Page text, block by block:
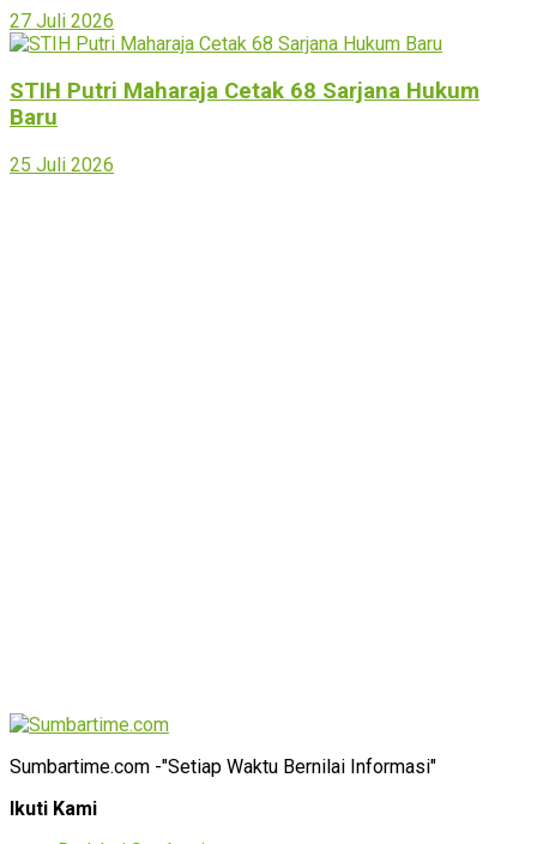
27 Juli 2026
STIH Putri Maharaja Cetak 68 Sarjana Hukum
Baru
25 Juli 2026
Sumbartime.com -"Setiap Waktu Bernilai Informasi"
Ikuti Kami